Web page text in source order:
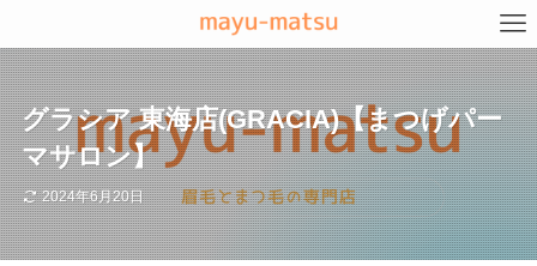
グラシア 東海店(GRACIA)【まつげパー
マサロン】
2024年6月20日